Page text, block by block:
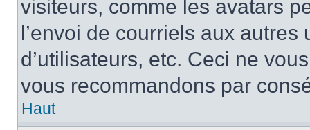
visiteurs, comme les avatars
l’envoi de courriels aux
d’utilisateurs, etc. Ceci ne
vous recommandons par
Haut